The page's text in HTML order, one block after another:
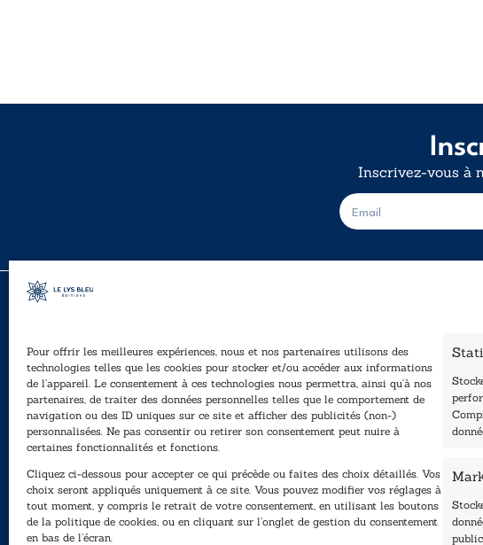
Pour offrir les meilleures expériences, nous et nos partenaires utilisons des
technologies telles que les cookies pour stocker et/ou accéder aux informations
de l’appareil. Le consentement à ces technologies nous permettra, ainsi qu’à nos
partenaires, de traiter des données personnelles telles que le comportement de
navigation ou des ID uniques sur ce site et afficher des publicités (non-)
personnalisées. Ne pas consentir ou retirer son consentement peut nuire à
certaines fonctionnalités et fonctions.
Cliquez ci-dessous pour accepter ce qui précède ou faites des choix détaillés. Vos
choix seront appliqués uniquement à ce site. Vous pouvez modifier vos réglages à
tout moment, y compris le retrait de votre consentement, en utilisant les boutons
de la politique de cookies, ou en cliquant sur l’onglet de gestion du consentement
en bas de l’écran.
Inscrivez-vous à
E
-
m
i
40, rue du Louvre 75001 Paris
01 76 50 38 88
Horaires du standard
De mardi à vendredi :
9h - 12h et 13h30 - 16h30
Lundi, samedi et dimanche : fermé
Accueil
Être édité
Contactez-
Les
Prix
Nos
Nos auteurs